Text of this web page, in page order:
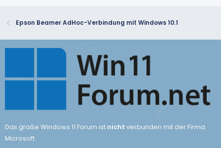
Epson Beamer AdHoc-Verbindung mit Windows 10.1
Das große Windows 11 Forum ist nicht verbunden mit der Firma
Microsoft.